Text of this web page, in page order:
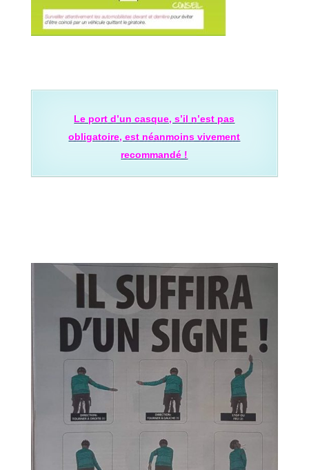
Le port d’un casque, s’il n’est pas
obligatoire, est néanmoins vivement
recommandé !